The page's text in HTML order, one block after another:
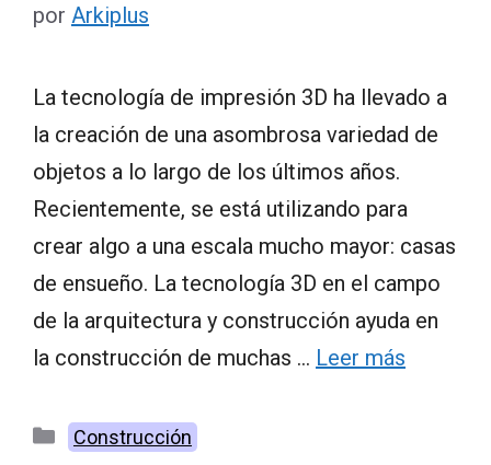
por Arkiplus
La tecnología de impresión 3D ha llevado a
la creación de una asombrosa variedad de
objetos a lo largo de los últimos años.
Recientemente, se está utilizando para
crear algo a una escala mucho mayor: casas
de ensueño. La tecnología 3D en el campo
de la arquitectura y construcción ayuda en
la construcción de muchas … Leer más
Categorías
Construcción